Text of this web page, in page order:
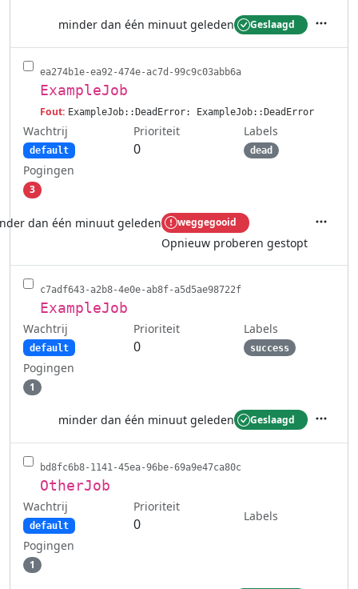
minder dan één minuut geleden Geslaagd
ea274b1e-ea92-474e-ac7d-99c9c03abb6a
ExampleJob
Fout: ExampleJob::DeadError: ExampleJob::DeadError
Wachtrij
default
Prioriteit
0
Labels
dead
Pogingen
3
dan één minuut geleden weggegooid
Opnieuw proberen gestopt
c7adf643-a2b8-4e0e-ab8f-a5d5ae98722f
ExampleJob
Wachtrij
default
Prioriteit
0
Labels
success
Pogingen
1
minder dan één minuut geleden Geslaagd
bd8fc6b8-1141-45ea-96be-69a9e47ca80c
OtherJob
Wachtrij
default
Prioriteit
0
Labels
Pogingen
1